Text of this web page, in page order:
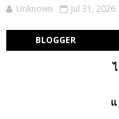
Unknown Jul 31, 2026
BLOGGER